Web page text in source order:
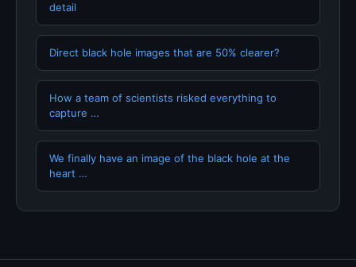
detail
Direct black hole images that are 50% clearer?
How a team of scientists risked everything to
capture …
We finally have an image of the black hole at the
heart …